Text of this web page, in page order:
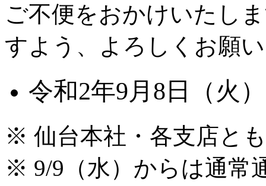
ご不便をおかけいたし
すよう、よろしくお願
令和2年9月8日（火
※ 仙台本社・各支店と
※ 9/9（水）からは通常